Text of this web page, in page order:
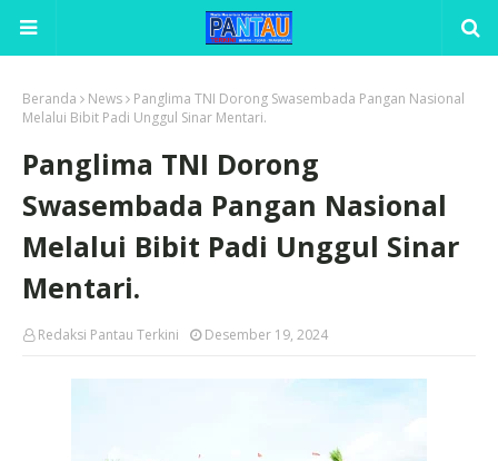
Beranda News
Panglima TNI Dorong Swasembada Pangan Nasional
Melalui Bibit Padi Unggul Sinar Mentari.
Panglima TNI Dorong
Swasembada Pangan Nasional
Melalui Bibit Padi Unggul Sinar
Mentari.
Redaksi Pantau Terkini Desember 19, 2024